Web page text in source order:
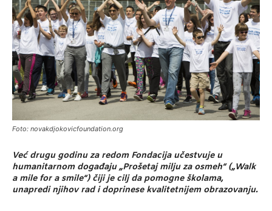
Foto: novakdjokovicfoundation.org
Već drugu godinu za redom Fondacija učestvuje u
humanitarnom događaju „Prošetaj milju za osmeh“ („Walk
a mile for a smile“) čiji je cilj da pomogne školama,
unapredi njihov rad i doprinese kvalitetnijem obrazovanju.